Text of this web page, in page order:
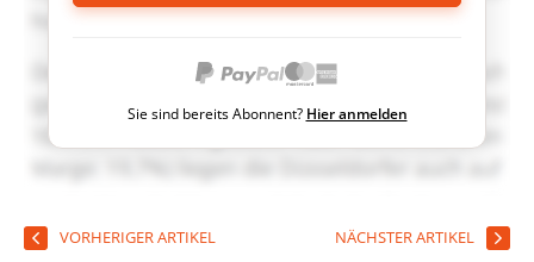
Sie sind bereits Abonnent? Hier anmelden
VORHERIGER ARTIKEL NÄCHSTER ARTIKEL